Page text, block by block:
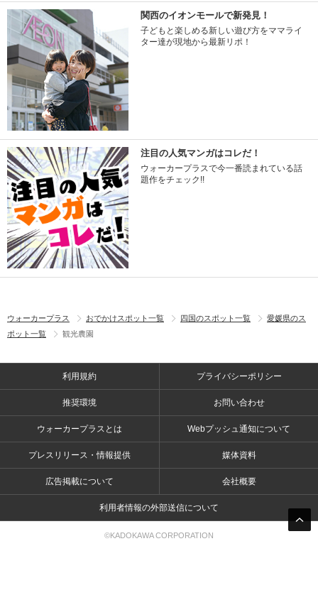
関西のイオンモールで新発見！
子どもと楽しめる新しい遊び方をママライ
ター達が現地から最新リポ！
注目の人気マンガはコレだ！
ウォーカープラスで今一番読まれている話
題作をチェック!!
ウォーカープラス おでかけスポット一覧 四国のスポット一覧
愛媛県のス
ポット一覧
観光農園
利用規約 プライバシーポリシー
推奨環境 お問い合わせ
ウォーカープラスとは Webプッシュ通知について
プレスリリース・情報提供 媒体資料
広告掲載について 会社概要
利用者情報の外部送信について
©KADOKAWA CORPORATION